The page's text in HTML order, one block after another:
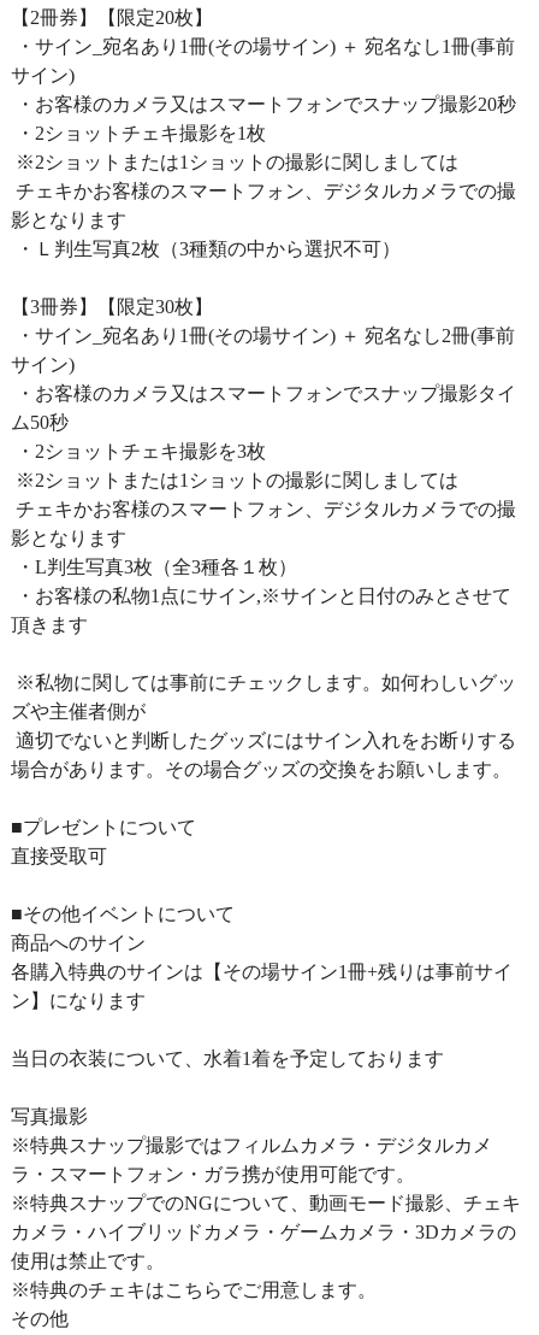
【2冊券】【限定20枚】
・サイン_宛名あり1冊(その場サイン) ＋ 宛名なし1冊(事前
サイン)
・お客様のカメラ又はスマートフォンでスナップ撮影20秒
・2ショットチェキ撮影を1枚
※2ショットまたは1ショットの撮影に関しましては
チェキかお客様のスマートフォン、デジタルカメラでの撮
影となります
・Ｌ判生写真2枚（3種類の中から選択不可）
【3冊券】【限定30枚】
・サイン_宛名あり1冊(その場サイン) ＋ 宛名なし2冊(事前
サイン)
・お客様のカメラ又はスマートフォンでスナップ撮影タイ
ム50秒
・2ショットチェキ撮影を3枚
※2ショットまたは1ショットの撮影に関しましては
チェキかお客様のスマートフォン、デジタルカメラでの撮
影となります
・L判生写真3枚（全3種各１枚）
・お客様の私物1点にサイン,※サインと日付のみとさせて
頂きます
※私物に関しては事前にチェックします。如何わしいグッ
ズや主催者側が
適切でないと判断したグッズにはサイン入れをお断りする
場合があります。その場合グッズの交換をお願いします。
■プレゼントについて
直接受取可
■その他イベントについて
商品へのサイン
各購入特典のサインは【その場サイン1冊+残りは事前サイ
ン】になります
当日の衣装について、水着1着を予定しております
写真撮影
※特典スナップ撮影ではフィルムカメラ・デジタルカメ
ラ・スマートフォン・ガラ携が使用可能です。
※特典スナップでのNGについて、動画モード撮影、チェキ
カメラ・ハイブリッドカメラ・ゲームカメラ・3Dカメラの
使用は禁止です。
※特典のチェキはこちらでご用意します。
その他